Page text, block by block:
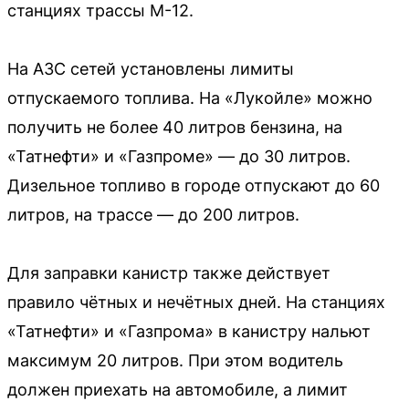
станциях трассы М-12.
На АЗС сетей установлены лимиты
отпускаемого топлива. На «Лукойле» можно
получить не более 40 литров бензина, на
«Татнефти» и «Газпроме» — до 30 литров.
Дизельное топливо в городе отпускают до 60
литров, на трассе — до 200 литров.
Для заправки канистр также действует
правило чётных и нечётных дней. На станциях
«Татнефти» и «Газпрома» в канистру нальют
максимум 20 литров. При этом водитель
должен приехать на автомобиле, а лимит